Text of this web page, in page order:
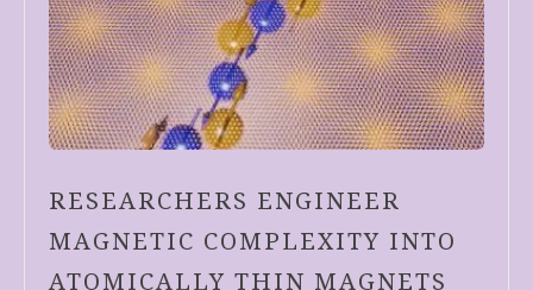
RESEARCHERS ENGINEER
MAGNETIC COMPLEXITY INTO
ATOMICALLY THIN MAGNETS